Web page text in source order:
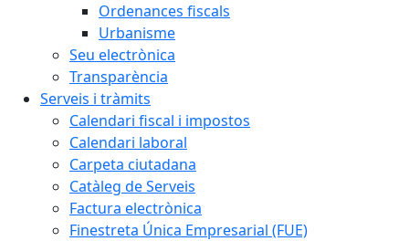
Ordenances fiscals
Urbanisme
Seu electrònica
Transparència
Serveis i tràmits
Calendari fiscal i impostos
Calendari laboral
Carpeta ciutadana
Catàleg de Serveis
Factura electrònica
Finestreta Única Empresarial (FUE)